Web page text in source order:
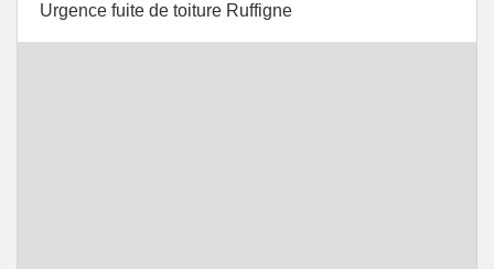
Urgence fuite de toiture Ruffigne